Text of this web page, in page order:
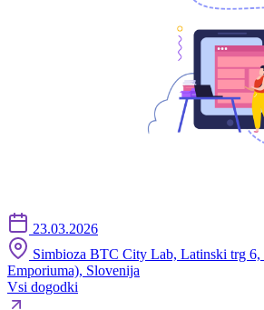
23.03.2026
Simbioza BTC City Lab, Latinski trg
Emporiuma), Slovenija
Vsi dogodki